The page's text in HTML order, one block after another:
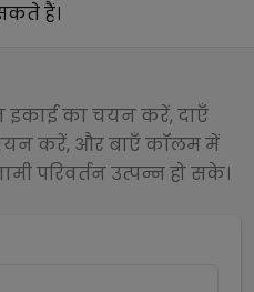
हैं।
इकाई का चयन करें, दाएँ
करें, और बाएँ कॉलम में
परिवर्तन उत्पन्न हो सके।